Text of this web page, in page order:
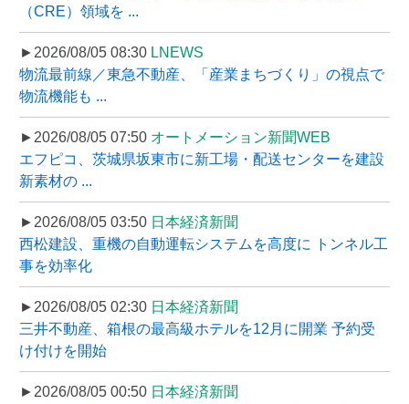
（CRE）領域を ...
►2026/08/05 08:30 LNEWS
物流最前線／東急不動産、「産業まちづくり」の視点で
物流機能も ...
►2026/08/05 07:50 オートメーション新聞WEB
エフピコ、茨城県坂東市に新工場・配送センターを建設
新素材の ...
►2026/08/05 03:50 日本経済新聞
西松建設、重機の自動運転システムを高度に トンネル工
事を効率化
►2026/08/05 02:30 日本経済新聞
三井不動産、箱根の最高級ホテルを12月に開業 予約受
け付けを開始
►2026/08/05 00:50 日本経済新聞